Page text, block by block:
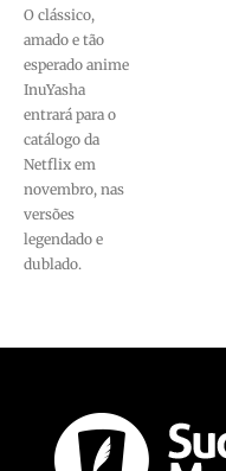
O clássico,
amado e tão
esperado anime
InuYasha
entrará para o
catálogo da
Netflix em
novembro, nas
versões
legendado e
dublado.